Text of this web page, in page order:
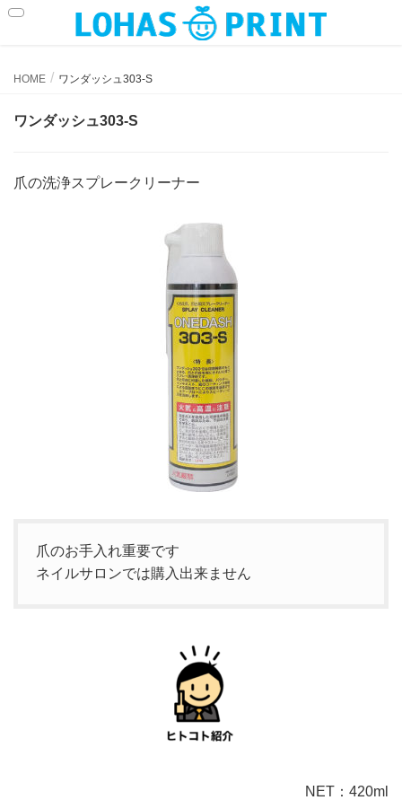
ワンダッシュ303-S
HOME ワンダッシュ303-S
ワンダッシュ303-S
爪の洗浄スプレークリーナー
爪のお手入れ重要です
ネイルサロンでは購入出来ません
NET：420ml